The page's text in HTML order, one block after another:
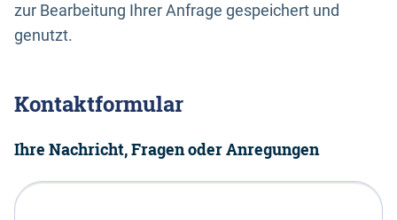
zur Bearbeitung Ihrer Anfrage gespeichert und
genutzt.
Kontaktformular
Ihre Nachricht, Fragen oder Anregungen